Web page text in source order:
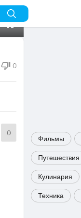
Фильмы
Путешествия
Кулинария
Техника
0
0